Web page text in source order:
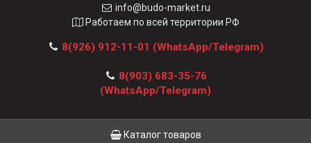
info@budo-market.ru
Работаем по всей территории РФ
8(926) 912-11-01 (WhatsApp/Telegram)
8(903) 683-35-76
(WhatsApp/Telegram)
Каталог товаров